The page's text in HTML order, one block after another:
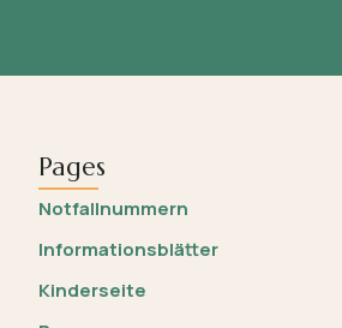
Pages
Notfallnummern
Informationsblätter
Kinderseite